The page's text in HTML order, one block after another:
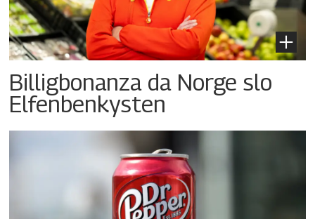
Billigbonanza da Norge slo
Elfenbenkysten